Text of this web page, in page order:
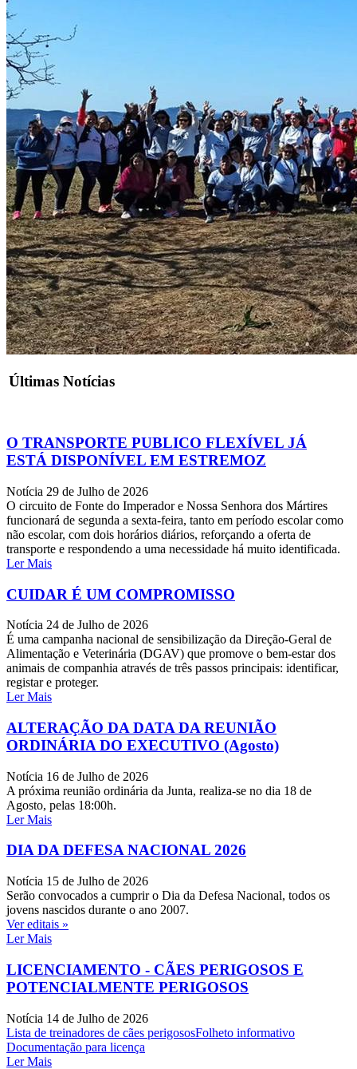
Últimas Notícias
O TRANSPORTE PUBLICO FLEXÍVEL JÁ
ESTÁ DISPONÍVEL EM ESTREMOZ
Notícia 29 de Julho de 2026
O circuito de Fonte do Imperador e Nossa Senhora dos Mártires
funcionará de segunda a sexta-feira, tanto em período escolar como
não escolar, com dois horários diários, reforçando a oferta de
transporte e respondendo a uma necessidade há muito identificada.
Ler Mais
CUIDAR É UM COMPROMISSO
Notícia 24 de Julho de 2026
É uma campanha nacional de sensibilização da Direção-Geral de
Alimentação e Veterinária (DGAV) que promove o bem-estar dos
animais de companhia através de três passos principais: identificar,
registar e proteger.
Ler Mais
ALTERAÇÃO DA DATA DA REUNIÃO
ORDINÁRIA DO EXECUTIVO (Agosto)
Notícia 16 de Julho de 2026
A próxima reunião ordinária da Junta, realiza-se no dia 18 de
Agosto, pelas 18:00h.
Ler Mais
DIA DA DEFESA NACIONAL 2026
Notícia 15 de Julho de 2026
Serão convocados a cumprir o Dia da Defesa Nacional, todos os
jovens nascidos durante o ano 2007.
Ver editais »
Ler Mais
LICENCIAMENTO - CÃES PERIGOSOS E
POTENCIALMENTE PERIGOSOS
Notícia 14 de Julho de 2026
Lista de treinadores de cães perigososFolheto informativo
Documentação para licença
Ler Mais